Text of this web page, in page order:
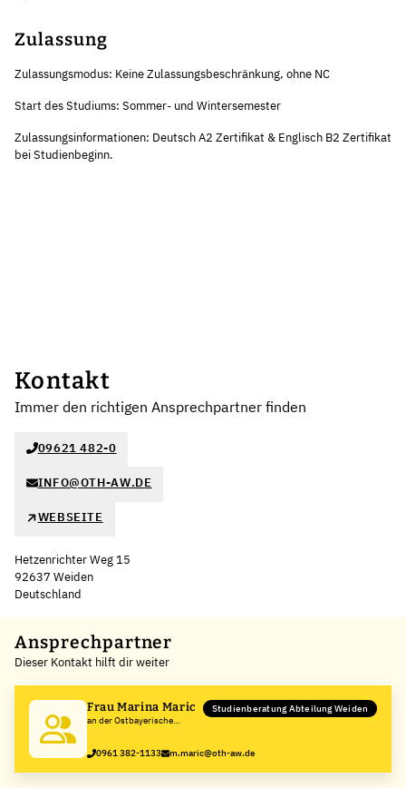
Zulassung
Zulassungsmodus: Keine Zulassungsbeschränkung, ohne NC
Start des Studiums: Sommer- und Wintersemester
Zulassungsinformationen: Deutsch A2 Zertifikat & Englisch B2 Zertifikat
bei Studienbeginn.
Kontakt
Immer den richtigen Ansprechpartner finden
09621 482-0
INFO@OTH-AW.DE
WEBSEITE
Hetzenrichter Weg 15
92637 Weiden
Deutschland
+
−
Ansprechpartner
Dieser Kontakt hilft dir weiter
Frau Marina Maric
an der Ostbayerische
Studienberatung Abteilung Weiden
0961 382-1133 m.maric@oth-aw.de